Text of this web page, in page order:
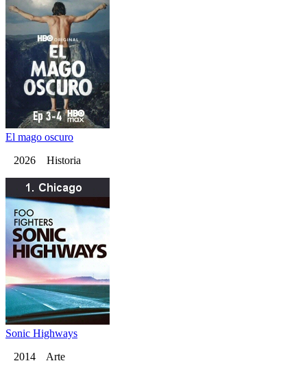
El mago oscuro
2026 Historia
Sonic Highways
2014 Arte